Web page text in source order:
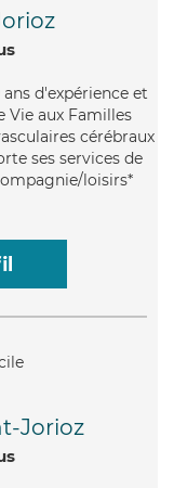
d'expérience et
Vie aux Familles
cérébraux
ses services de
loisirs*
Jorioz